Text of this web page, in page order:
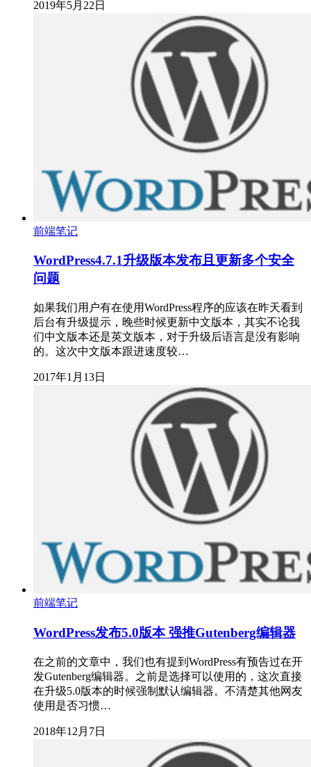
2019年5月22日
前端笔记
WordPress4.7.1升级版本发布且更新多个安全
问题
如果我们用户有在使用WordPress程序的应该在昨天看到
后台有升级提示，晚些时候更新中文版本，其实不论我
们中文版本还是英文版本，对于升级后语言是没有影响
的。这次中文版本跟进速度较…
2017年1月13日
前端笔记
WordPress发布5.0版本 强推Gutenberg编辑器
在之前的文章中，我们也有提到WordPress有预告过在开
发Gutenberg编辑器。之前是选择可以使用的，这次直接
在升级5.0版本的时候强制默认编辑器。不清楚其他网友
使用是否习惯…
2018年12月7日